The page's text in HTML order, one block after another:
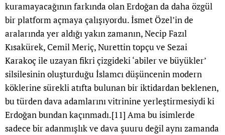
kuramayacağının farkında olan Erdoğan da daha özgül
bir platform açmaya çalışıyordu. İsmet Özel’in de
aralarında yer aldığı yakın zamanın, Necip Fazıl
Kısakürek, Cemil Meriç, Nurettin topçu ve Sezai
Karakoç ile uzayan fikri çizgideki ‘abiler ve büyükler’
silsilesinin oluşturduğu İslamcı düşüncenin modern
köklerine sürekli atıfta bulunan bir iktidardan beklenen,
bu türden dava adamlarını vitrinine yerleştirmesiydi ki
Erdoğan bundan kaçınmadı.[11] Ama bu isimlerde
sadece bir adanmışlık ve dava şuuru değil aynı zamanda